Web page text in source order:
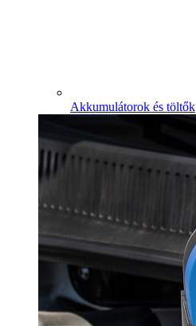
Akkumulátorok és töltők